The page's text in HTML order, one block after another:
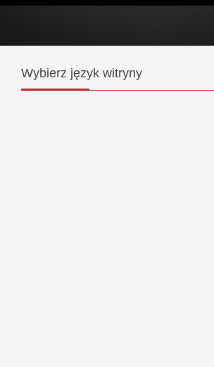
Wybierz język witryny